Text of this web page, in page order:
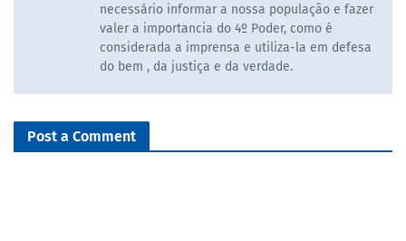
necessário informar a nossa população e fazer
valer a importancia do 4º Poder, como é
considerada a imprensa e utiliza-la em defesa
do bem , da justiça e da verdade.
Post a Comment